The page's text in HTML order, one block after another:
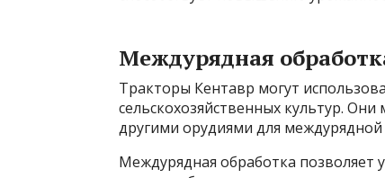
Междурядная
Тракторы Кентавр могут
сельскохозяйственных культур.
другими орудиями для междурядной
Междурядная обработка позволяет